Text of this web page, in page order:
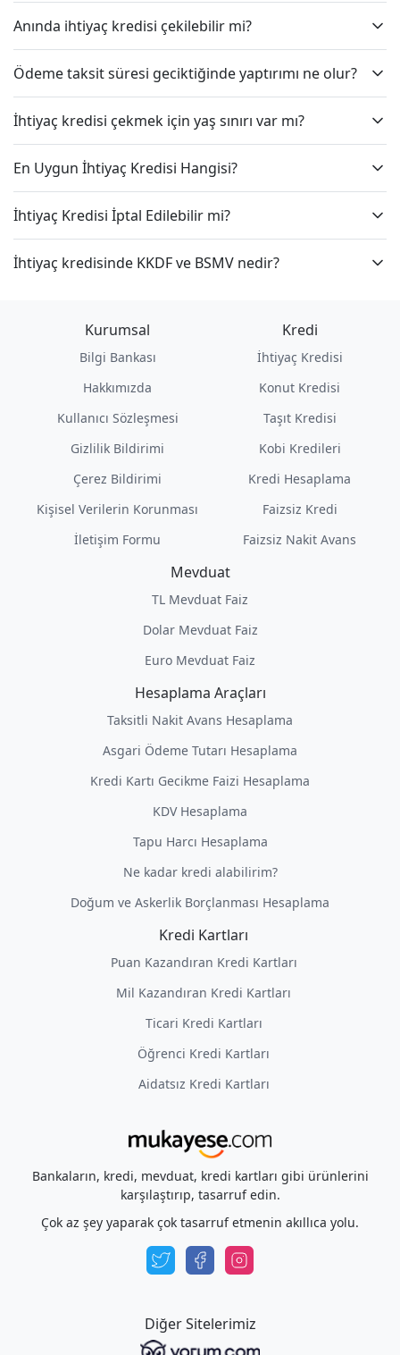
Anında ihtiyaç kredisi çekilebilir mi?
Ödeme taksit süresi geciktiğinde yaptırımı ne olur?
İhtiyaç kredisi çekmek için yaş sınırı var mı?
En Uygun İhtiyaç Kredisi Hangisi?
İhtiyaç Kredisi İptal Edilebilir mi?
İhtiyaç kredisinde KKDF ve BSMV nedir?
Kurumsal
Bilgi Bankası
Hakkımızda
Kullanıcı Sözleşmesi
Gizlilik Bildirimi
Çerez Bildirimi
Kişisel Verilerin Korunması
İletişim Formu
Kredi
İhtiyaç Kredisi
Konut Kredisi
Taşıt Kredisi
Kobi Kredileri
Kredi Hesaplama
Faizsiz Kredi
Faizsiz Nakit Avans
Mevduat
TL Mevduat Faiz
Dolar Mevduat Faiz
Euro Mevduat Faiz
Hesaplama Araçları
Taksitli Nakit Avans Hesaplama
Asgari Ödeme Tutarı Hesaplama
Kredi Kartı Gecikme Faizi Hesaplama
KDV Hesaplama
Tapu Harcı Hesaplama
Ne kadar kredi alabilirim?
Doğum ve Askerlik Borçlanması Hesaplama
Kredi Kartları
Puan Kazandıran Kredi Kartları
Mil Kazandıran Kredi Kartları
Ticari Kredi Kartları
Öğrenci Kredi Kartları
Aidatsız Kredi Kartları
Bankaların, kredi, mevduat, kredi kartları gibi ürünlerini
karşılaştırıp, tasarruf edin.
Çok az şey yaparak çok tasarruf etmenin akıllıca yolu.
Diğer Sitelerimiz